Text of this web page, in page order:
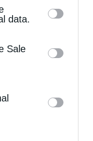
on the IAB’s list
This
by us to
of
data.
Sale
πρέπει να